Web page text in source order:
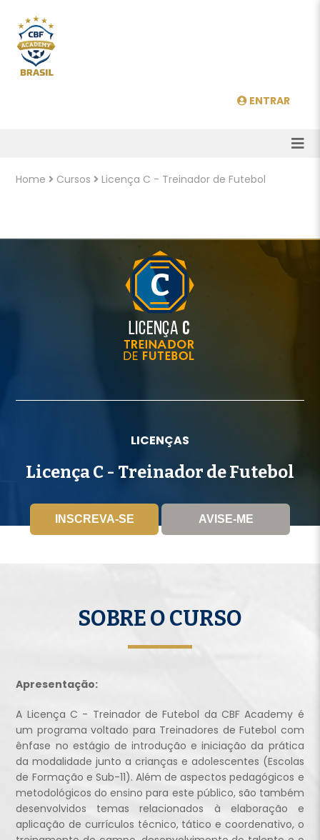
ENTRAR
Home Cursos Licença C - Treinador de Futebol
LICENÇAS
Licença C - Treinador de Futebol
INSCREVA-SE AVISE-ME
SOBRE O CURSO
Apresentação:
A Licença C - Treinador de Futebol da CBF Academy é
um programa voltado para Treinadores de Futebol com
ênfase no estágio de introdução e iniciação da prática
da modalidade junto a crianças e adolescentes (Escolas
de Formação e Sub-11). Além de aspectos pedagógicos e
metodológicos do ensino para este público, são também
desenvolvidos temas relacionados à elaboração e
aplicação de currículos técnico, tático e coordenativo, o